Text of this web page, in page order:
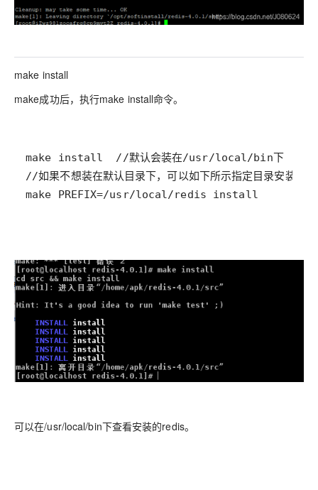
make install
make成功后，执行make install命令。
make install  //默认会装在/usr/local/bin下
可以在/usr/local/bin下查看安装的redis。